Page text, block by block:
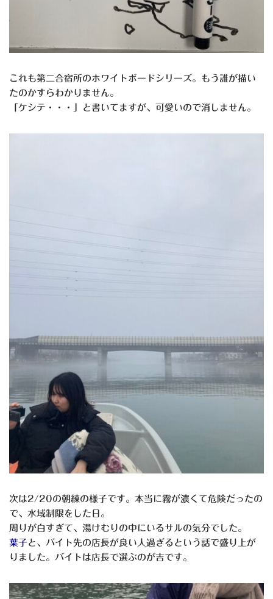
これも第二合宿所のホワイトボードシリーズ。もう誰が描い
たのかすらわかりません。
「ケシテ・・・」と書いてますが、可愛いので消しません。
次は2/20の朝練の様子です。本当に霧が濃くて危険だったの
で、水域制限をした日。
周りが白すぎて、湯けむりの中にいるサルの気分でした。
葉子と、バイト先の店長が良い人過ぎるという話で盛り上が
りました。バイトは店長で選ぶのが吉です。